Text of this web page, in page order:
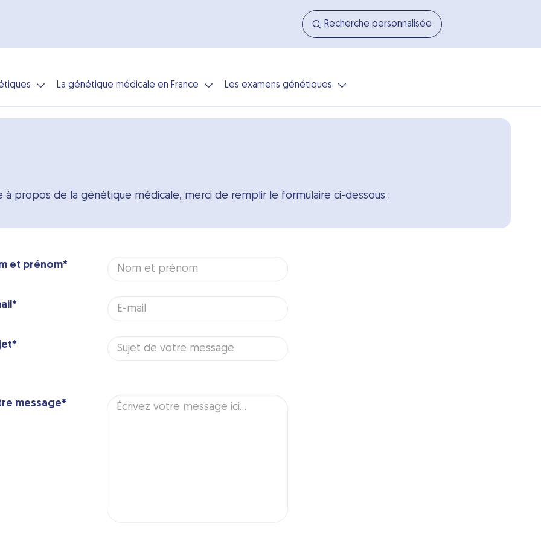
Recherche personnalisée
La génétique médicale en France Les examens génétiques
à propos de la génétique médicale, merci de remplir le formulaire ci-dessous :
et prénom*
message*